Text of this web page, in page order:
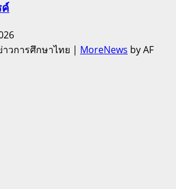
ค์
วการศึกษาไทย | MoreNews by AF